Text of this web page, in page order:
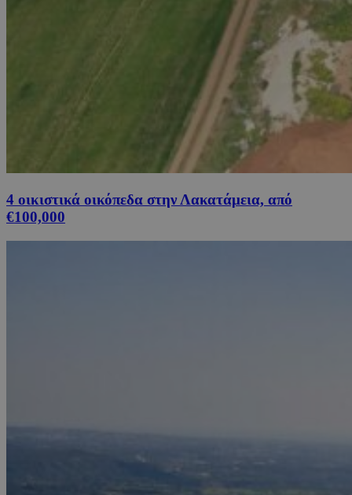
4 οικιστικά οικόπεδα στην Λακατάμεια, από
€100,000